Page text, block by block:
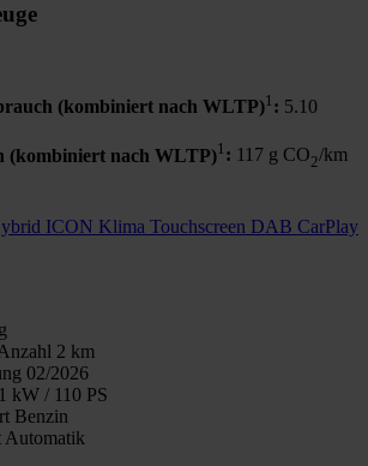
(kombiniert nach WLTP)1 : 5.10
(kombiniert nach WLTP)1 : 117 g CO2/km
ICON Klima Touchscreen DAB CarPlay
2 km
02/2026
kW / 110 PS
Benzin
Automatik